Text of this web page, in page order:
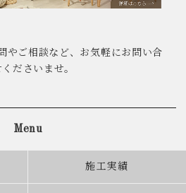
やご相談など、お気軽にお問い合
くださいませ。
Menu
施工実績